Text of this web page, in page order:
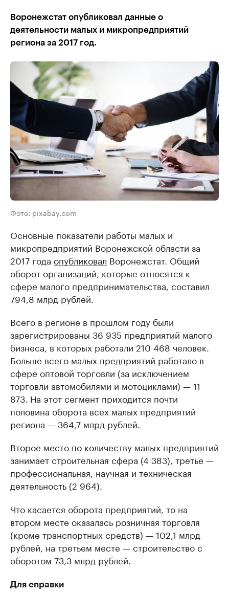
Воронежстат опубликовал данные о
деятельности малых и микропредприятий
региона за 2017 год.
Фото: pixabay.com
Основные показатели работы малых и
микропредприятий Воронежской области за
2017 года опубликовал Воронежстат. Общий
оборот организаций, которые относятся к
сфере малого предпринимательства, составил
794,8 млрд рублей.
Всего в регионе в прошлом году были
зарегистрированы 36 935 предприятий малого
бизнеса, в которых работали 210 468 человек.
Больше всего малых предприятий работало в
сфере оптовой торговли (за исключением
торговли автомобилями и мотоциклами) — 11
873. На этот сегмент приходится почти
половина оборота всех малых предприятий
региона — 364,7 млрд рублей.
Второе место по количеству малых предприятий
занимает строительная сфера (4 383), третье —
профессиональная, научная и техническая
деятельность (2 964).
Что касается оборота предприятий, то на
втором месте оказалась розничная торговля
(кроме транспортных средств) — 102,1 млрд
рублей, на третьем месте — строительство с
оборотом 73,3 млрд рублей.
Для справки